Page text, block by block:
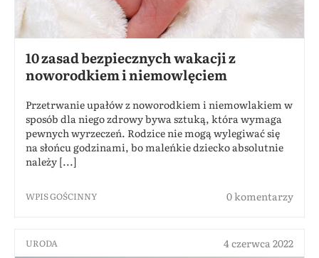
10 zasad bezpiecznych wakacji z
noworodkiem i niemowlęciem
Przetrwanie upałów z noworodkiem i niemowlakiem w
sposób dla niego zdrowy bywa sztuką, która wymaga
pewnych wyrzeczeń. Rodzice nie mogą wylegiwać się
na słońcu godzinami, bo maleńkie dziecko absolutnie
należy [...]
WPIS GOŚCINNY 0 komentarzy
URODA 4 czerwca 2022